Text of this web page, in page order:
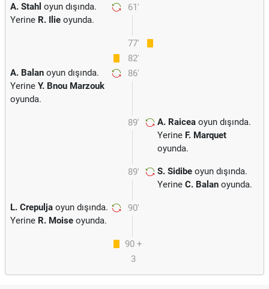
61'
A. Stahl oyun dışında.
Yerine R. Ilie oyunda.
77'
82'
86'
A. Balan oyun dışında.
Yerine Y. Bnou Marzouk
oyunda.
89' A. Raicea oyun dışında.
Yerine F. Marquet
oyunda.
89' S. Sidibe oyun dışında.
Yerine C. Balan oyunda.
90'
L. Crepulja oyun dışında.
Yerine R. Moise oyunda.
90 +
3